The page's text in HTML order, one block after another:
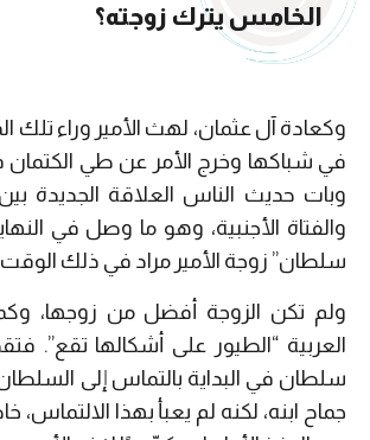
الخامس يترك زوجته؟
وكعادة آل عثمان، لهث الأمير وراء تلك
في شباكها وخرج الأمر عن طي الكتمان
وبات حديث الناس العلاقة الجديدة بين
والفتاة الأجنبية، وهو ما وصل في
سلطان” زوجة الأمير مراد في ذلك
ولم تكن الزوجة أفضل من زوجها،
العربية “الطيور على أشكالها تقع”.
سلطان في البداية بالتماس إلى السلطان
جماح ابنه، لكنه لم يعبأ بهذا